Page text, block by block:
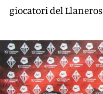
giocatori del Llaneros